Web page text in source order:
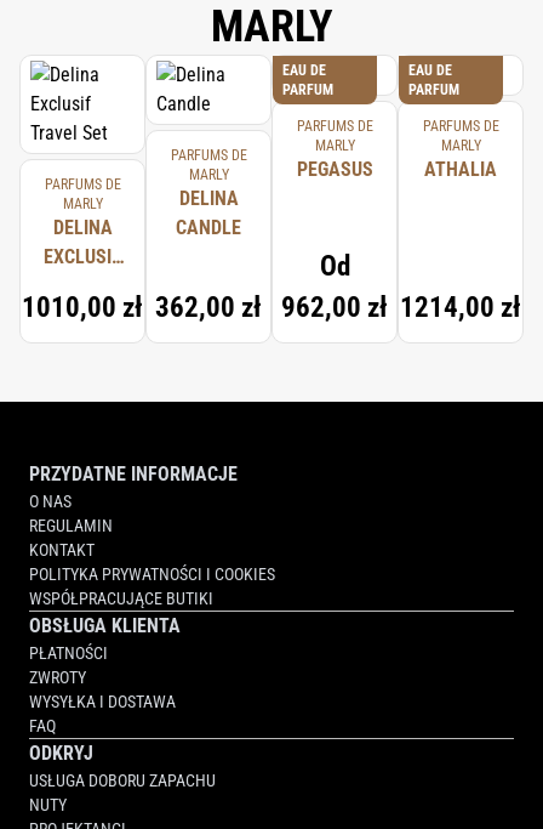
MARLY
PARFUMS DE
MARLY
DELINA
EXCLUSIF
SET
1010,00 zł
PARFUMS DE
MARLY
DELINA
CANDLE
362,00 zł
EAU DE
PARFUM
PARFUMS DE
MARLY
PEGASUS
Od
962,00 zł
EAU DE
PARFUM
PARFUMS DE
MARLY
ATHALIA
1214,00 zł
PRZYDATNE INFORMACJE
O NAS
REGULAMIN
KONTAKT
POLITYKA PRYWATNOŚCI I COOKIES
WSPÓŁPRACUJĄCE BUTIKI
OBSŁUGA KLIENTA
PŁATNOŚCI
ZWROTY
WYSYŁKA I DOSTAWA
FAQ
ODKRYJ
USŁUGA DOBORU ZAPACHU
NUTY